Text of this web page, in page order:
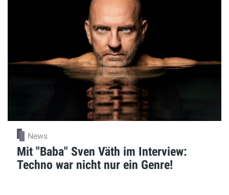
News
Mit "Baba" Sven Väth im Interview:
Techno war nicht nur ein Genre!